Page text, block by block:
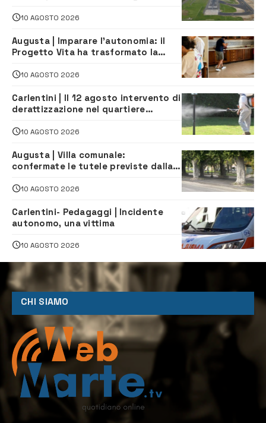
10 AGOSTO 2026
Augusta | Imparare l’autonomia: il
Progetto Vita ha trasformato la
indipendenza
10 AGOSTO 2026
Carlentini | Il 12 agosto intervento di
derattizzazione nel quartiere
10 AGOSTO 2026
Augusta | Villa comunale:
confermate le tutele previste dalla
10 AGOSTO 2026
Carlentini- Pedagaggi | Incidente
autonomo, una vittima
10 AGOSTO 2026
CHI SIAMO